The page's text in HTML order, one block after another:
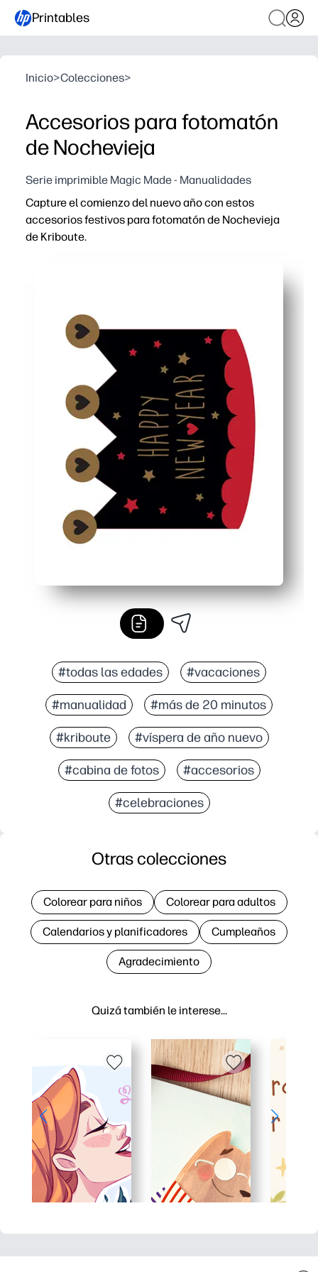
Printables
Inicio>Colecciones>
Accesorios para fotomatón
de Nochevieja
Serie imprimible Magic Made - Manualidades
Capture el comienzo del nuevo año con estos
accesorios festivos para fotomatón de Nochevieja
de Kriboute.
Los gráficos atrevidos y aptos para niños provocan
Los diseños aptos para cartulina se guardan planos;
#todas las edades #vacaciones
#manualidad #más de 20 minutos
#kriboute #víspera de año nuevo
#cabina de fotos #accesorios
#celebraciones
Quizá también le interese…
Otras colecciones
Colorear para niños Colorear para adultos
Calendarios y planificadores Cumpleaños
Agradecimiento